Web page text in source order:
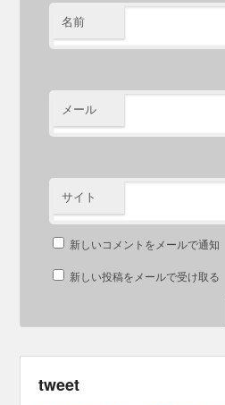
名前
メール
サイト
新しいコメントをメールで通知
新しい投稿をメールで受け取る
tweet